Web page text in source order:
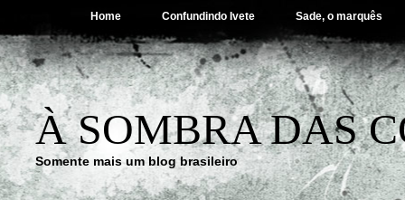
Home Confundindo Ivete Sade, o marquês
À SOMBRA DAS
Somente mais um blog brasileiro